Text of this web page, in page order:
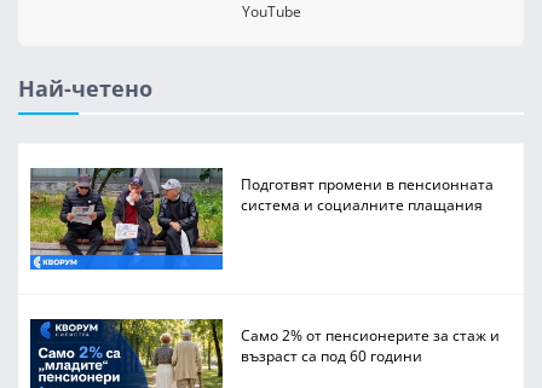
YouTube
Най-четено
Подготвят промени в пенсионната
система и социалните плащания
Само 2% от пенсионерите за стаж и
възраст са под 60 години